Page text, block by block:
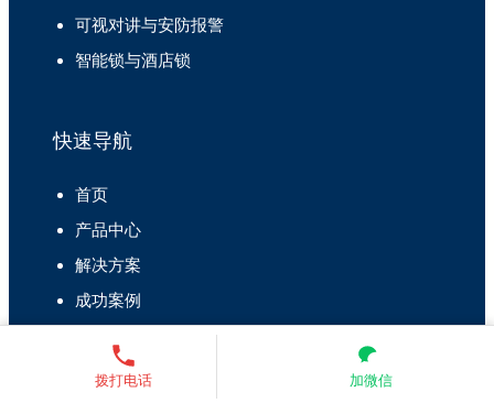
可视对讲与安防报警
智能锁与酒店锁
快速导航
首页
产品中心
解决方案
成功案例
联系我们
拨打电话 加微信